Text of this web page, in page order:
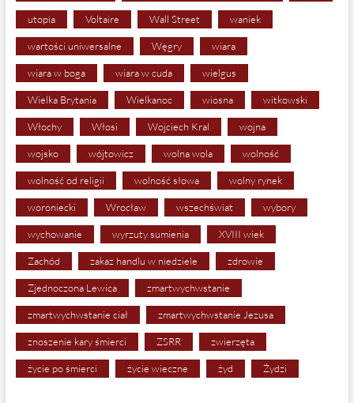
utopia Voltaire Wall Street waniek
wartości uniwersalne Węgry wiara
wiara w boga wiara w cuda wielgus
Wielka Brytania Wielkanoc wiosna witkowski
Włochy Włosi Wojciech Kral wojna
wojsko wójtowicz wolna wola wolność
wolność od religii wolność słowa wolny rynek
woroniecki Wrocław wszechświat wybory
wychowanie wyrzuty sumienia XVIII wiek
Zachód zakaz handlu w niedziele zdrowie
Zjednoczona Lewica zmartwychwstanie
zmartwychwstanie ciał zmartwychwstanie Jezusa
znoszenie kary śmierci ZSRR zwierzęta
życie po śmierci życie wieczne żyd Żydzi